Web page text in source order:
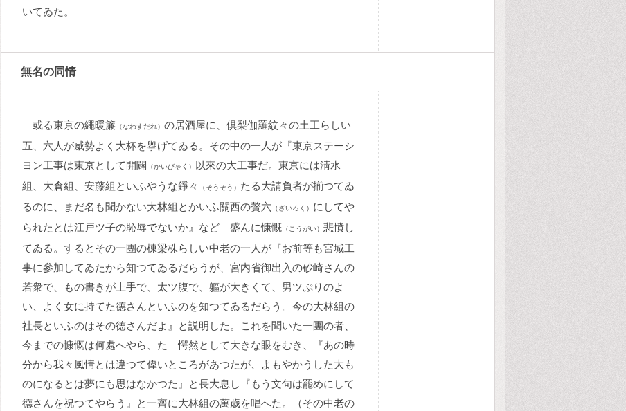
いてゐた。
無名の同情
或る東京の繩暖簾 （なわすだれ） の居酒屋に、倶梨伽羅紋々の土工らしい
五、六人が威勢よく大杯を擧げてゐる。その中の一人が『東京ステーシ
ヨン工事は東京として開闢 （かいびゃく）
以來の大工事だ。東京には淸水
組、大倉組、安藤組といふやうな錚々
（そうそう） たる大請負者が揃つてゐ
るのに、まだ名も聞かない大林組とかいふ關西の贅六 （ざいろく） にしてや
られたとは江戸ツ子の恥辱でないか』などゝ盛んに慷慨 （こうがい） 悲憤し
てゐる。するとその一團の棟梁株らしい中老の一人が『お前等も宮城工
事に參加してゐたから知つてゐるだらうが、宮内省御出入の砂崎さんの
若衆で、もの書きが上手で、太ツ腹で、軀が大きくて、男ツぷりのよ
い、よく女に持てた德さんといふのを知つてゐるだらう。今の大林組の
社長といふのはその德さんだよ』と説明した。これを聞いた一團の者、
今までの慷慨は何處へやら、たゞ愕然として大きな眼をむき、『あの時
分から我々風情とは違つて偉いところがあつたが、よもやかうした大も
のになるとは夢にも思はなかつた』と長大息し『もう文句は罷めにして
德さんを祝つてやらう』と一齊に大林組の萬歳を唱へた。（その中老の